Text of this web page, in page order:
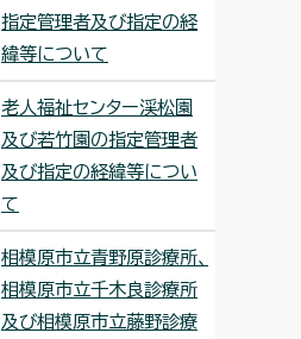
指定管理者及び指定の経
緯等について
老人福祉センター渓松園
及び若竹園の指定管理者
及び指定の経緯等につい
て
相模原市立青野原診療所、
相模原市立千木良診療所
及び相模原市立藤野診療